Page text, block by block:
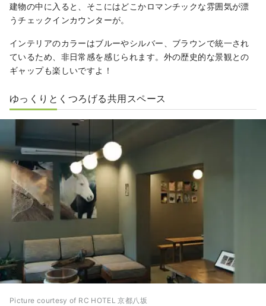
建物の中に入ると、そこにはどこかロマンチックな雰囲気が漂
うチェックインカウンターが。
インテリアのカラーはブルーやシルバー、ブラウンで統一され
ているため、非日常感を感じられます。外の歴史的な景観との
ギャップも楽しいですよ！
ゆっくりとくつろげる共用スペース
Picture courtesy of RC HOTEL 京都八坂